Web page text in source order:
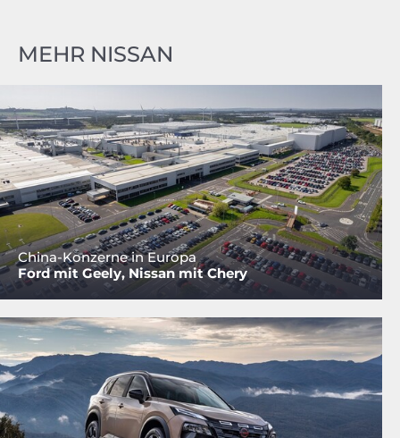
MEHR NISSAN
China-Konzerne in Europa
Ford mit Geely, Nissan mit Chery